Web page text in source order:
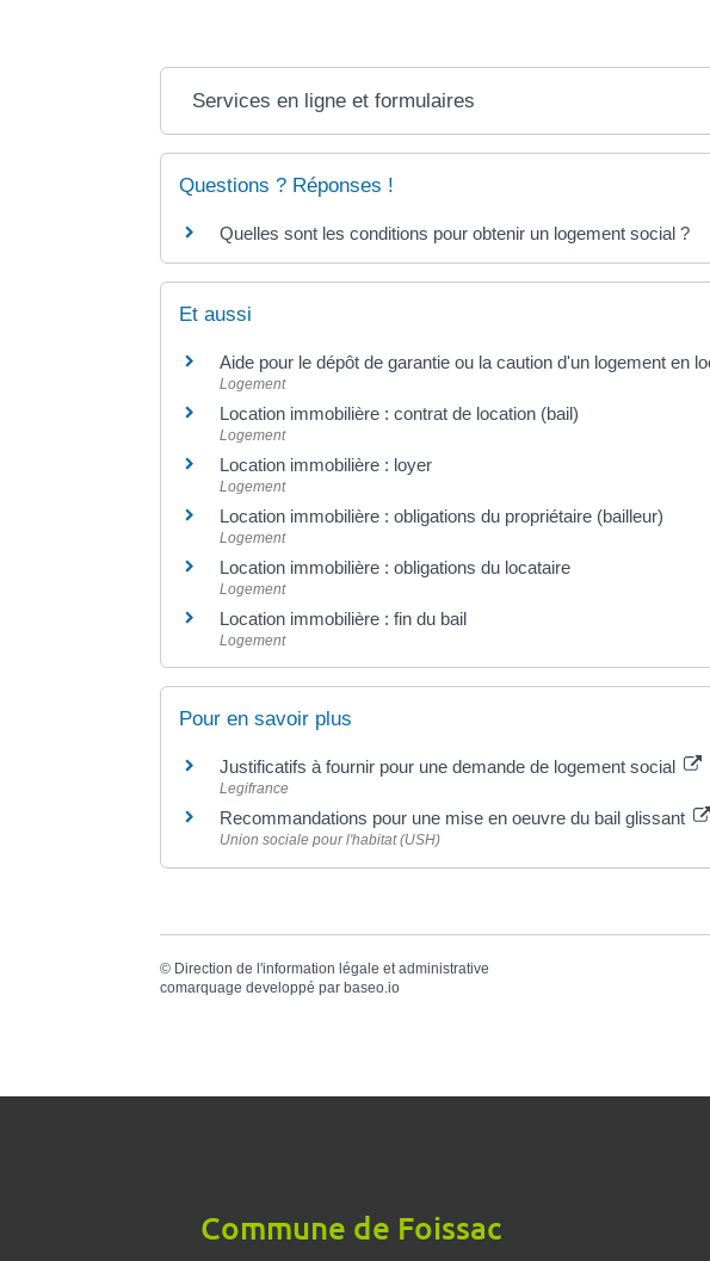
Services en ligne et formulaires
Questions ? Réponses !
Quelles sont les conditions pour obtenir un logement social ?
Et aussi
Aide pour le dépôt de garantie ou la caution d'un logement en
Logement
Location immobilière : contrat de location (bail)
Logement
Location immobilière : loyer
Logement
Location immobilière : obligations du propriétaire (bailleur)
Logement
Location immobilière : obligations du locataire
Logement
Location immobilière : fin du bail
Logement
Pour en savoir plus
Justificatifs à fournir pour une demande de logement social
Legifrance
Recommandations pour une mise en oeuvre du bail glissant
Union sociale pour l'habitat (USH)
© Direction de l'information légale et administrative
comarquage developpé parbaseo.io
Commune de Foissac